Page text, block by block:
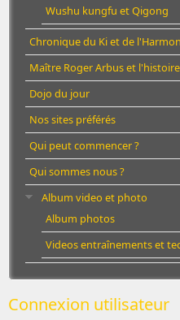
Wushu kungfu et Qigong
Chronique du Ki et de
Maître Roger Arbus et
Dojo du jour
Nos sites préférés
Qui peut commencer ?
Qui sommes nous ?
Album video et photo
Album photos
Videos entraînements et
Connexion utilisateur